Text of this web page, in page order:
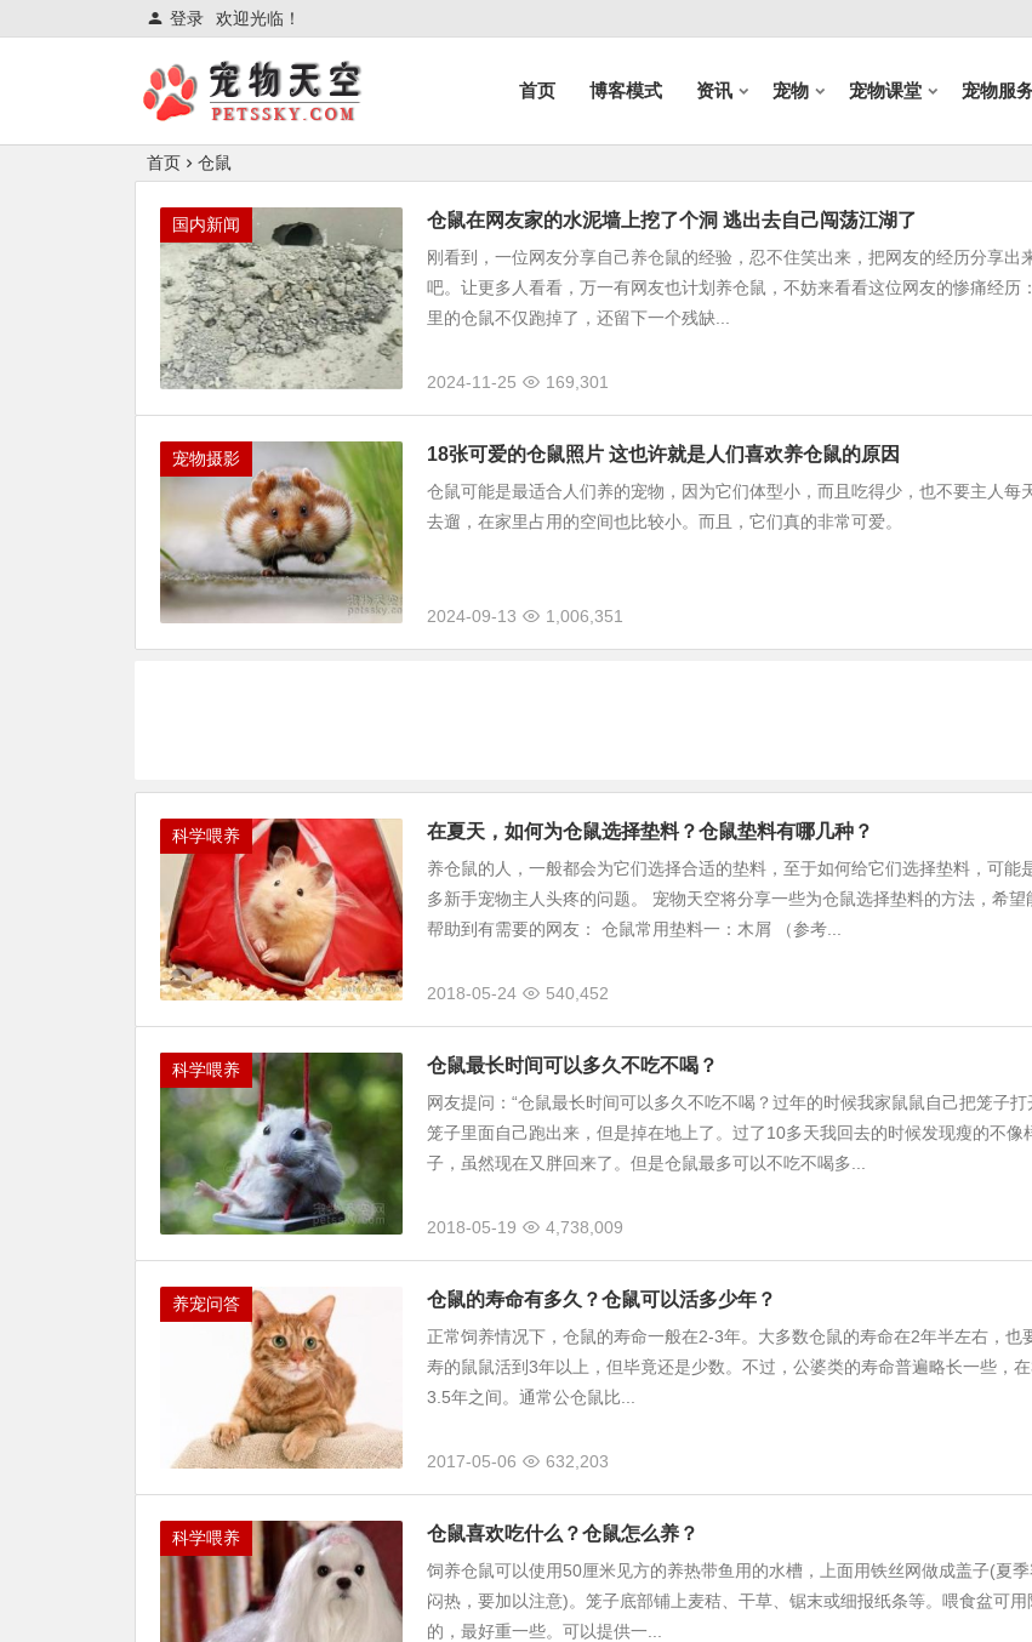
欢迎光临！
登录
首页 博客模式 资讯 宠物 宠物课堂 宠物服
首页 仓鼠
国内新闻 仓鼠在网友家的水泥墙上挖了个洞 逃出去自己闯荡江湖了
刚看到，一位网友分享自己养仓鼠的经验，忍不住笑出来，把网友的经历分享出
吧。让更多人看看，万一有网友也计划养仓鼠，不妨来看看这位网友的惨痛经历
里的仓鼠不仅跑掉了，还留下一个残缺...
2024-11-25 169,301
宠物摄影 18张可爱的仓鼠照片 这也许就是人们喜欢养仓鼠的原因
仓鼠可能是最适合人们养的宠物，因为它们体型小，而且吃得少，也不要主人每
去遛，在家里占用的空间也比较小。而且，它们真的非常可爱。
2024-09-13 1,006,351
科学喂养 在夏天，如何为仓鼠选择垫料？仓鼠垫料有哪几种？
养仓鼠的人，一般都会为它们选择合适的垫料，至于如何给它们选择垫料，可能
多新手宠物主人头疼的问题。 宠物天空将分享一些为仓鼠选择垫料的方法，希望
帮助到有需要的网友： 仓鼠常用垫料一：木屑 （参考...
2018-05-24 540,452
科学喂养 仓鼠最长时间可以多久不吃不喝？
网友提问：“仓鼠最长时间可以多久不吃不喝？过年的时候我家鼠鼠自己把笼子打
笼子里面自己跑出来，但是掉在地上了。过了10多天我回去的时候发现瘦的不像
子，虽然现在又胖回来了。但是仓鼠最多可以不吃不喝多...
2018-05-19 4,738,009
养宠问答 仓鼠的寿命有多久？仓鼠可以活多少年？
正常饲养情况下，仓鼠的寿命一般在2-3年。大多数仓鼠的寿命在2年半左右，也
寿的鼠鼠活到3年以上，但毕竟还是少数。不过，公婆类的寿命普遍略长一些，
3.5年之间。通常公仓鼠比...
2017-05-06 632,203
科学喂养 仓鼠喜欢吃什么？仓鼠怎么养？
饲养仓鼠可以使用50厘米见方的养热带鱼用的水槽，上面用铁丝网做成盖子(夏季
闷热，要加以注意)。笼子底部铺上麦秸、干草、锯末或细报纸条等。喂食盆可用
的，最好重一些。可以提供一...